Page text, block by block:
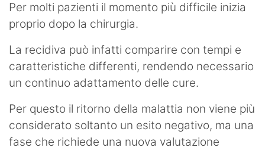
Per molti pazienti il momento più difficile inizia
proprio dopo la chirurgia.
La recidiva può infatti comparire con tempi e
caratteristiche differenti, rendendo necessario
un continuo adattamento delle cure.
Per questo il ritorno della malattia non viene più
considerato soltanto un esito negativo, ma una
fase che richiede una nuova valutazione